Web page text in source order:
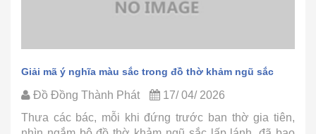
Giải mã ý nghĩa màu sắc trong đồ thờ khảm ngũ sắc
Đồ Đồng Thành Phát
17/ 04/ 2026
Thưa các bác, mỗi khi đứng trước ban thờ gia tiên,